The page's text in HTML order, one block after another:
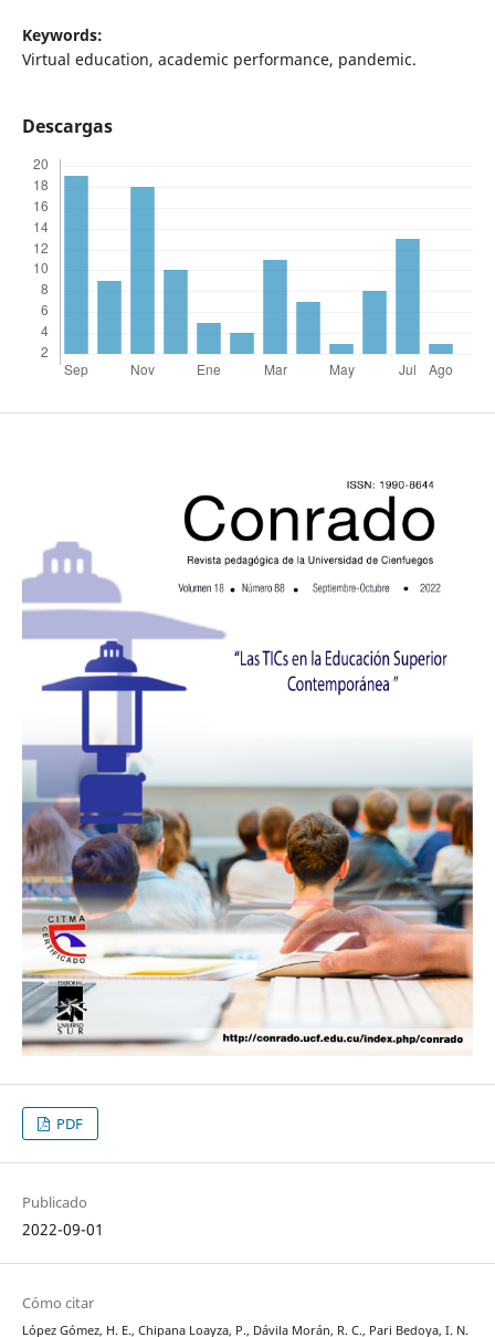
Keywords:
Virtual education, academic performance, pandemic.
Descargas
PDF
Publicado
2022-09-01
Cómo citar
López Gómez, H. E., Chipana Loayza, P., Dávila Morán, R. C., Pari Bedoya, I. N.